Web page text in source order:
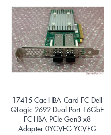
17415 Cạc HBA Card FC Dell
QLogic 2692 Dual Port 16GbE
FC HBA PCIe Gen3 x8
Adapter 0YCVFG YCVFG